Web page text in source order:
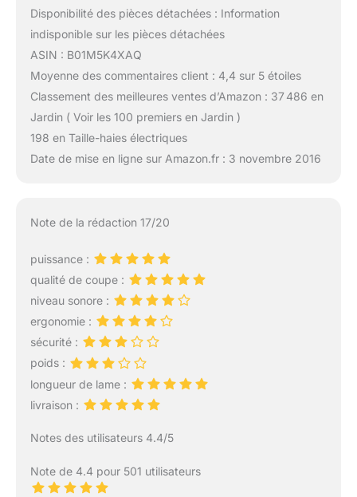
Disponibilité des pièces détachées : Information
indisponible sur les pièces détachées
ASIN : B01M5K4XAQ
Moyenne des commentaires client : 4,4 sur 5 étoiles
Classement des meilleures ventes d’Amazon : 37 486 en
Jardin ( Voir les 100 premiers en Jardin )
198 en Taille-haies électriques
Date de mise en ligne sur Amazon.fr : 3 novembre 2016
Note de la rédaction 17/20
puissance :
qualité de coupe :
niveau sonore :
ergonomie :
sécurité :
poids :
longueur de lame :
livraison :
Notes des utilisateurs 4.4/5
Note de 4.4 pour 501 utilisateurs